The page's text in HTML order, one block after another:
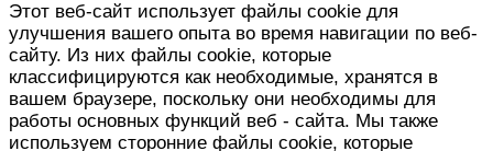
Этот веб-сайт использует файлы cookie для
улучшения вашего опыта во время навигации по веб-
сайту. Из них файлы cookie, которые
классифицируются как необходимые, хранятся в
вашем браузере, поскольку они необходимы для
работы основных функций веб - сайта. Мы также
используем сторонние файлы cookie, которые